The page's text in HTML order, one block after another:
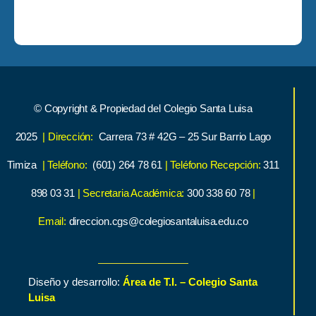
© Copyright & Propiedad del Colegio Santa Luisa
2025 | Dirección: Carrera 73 # 42G – 25 Sur Barrio Lago
Timiza | Teléfono: (601) 264 78 61 | Teléfono Recepción: 311
898 03 31 | Secretaria Académica:300 338 60 78 |
Email: direccion.cgs@colegiosantaluisa.edu.co
Diseño y desarrollo: Área de T.I. – Colegio Santa
Luisa